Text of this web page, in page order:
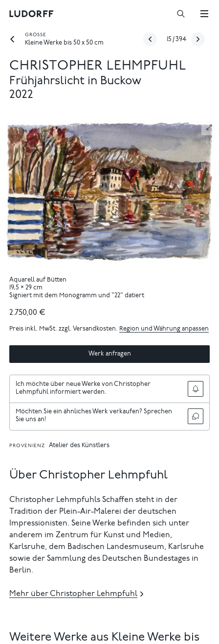
GRÖSSE
Kleine Werke bis 50 x 50 cm
15 /394
CHRISTOPHER LEHMPFUHL
Frühjahrslicht in Buckow
2022
Aquarell auf Bütten
19,5 × 29 cm
Signiert mit dem Monogramm und "22" datiert
2.750,00 €
Preis inkl. MwSt. zzgl. Versandkosten. Region und Währung anpassen
Werk anfragen
Ich möchte über neue Werke von Christopher
Lehmpfuhl informiert werden.
Möchten Sie ein ähnliches Werk verkaufen? Sprechen
Sie uns an!
PROVENIENZ Atelier des Künstlers
Über Christopher Lehmpfuhl
Christopher Lehmpfuhls Schaffen steht in der
Tradition der Plein-Air-Malerei der deutschen
Impressionisten. Seine Werke befinden sich unter
anderem im Zentrum für Kunst und Medien,
Karlsruhe, dem Badischen Landesmuseum, Karlsruhe
sowie der Sammlung des Deutschen Bundestages in
Berlin.
Mehr über Christopher Lehmpfuhl
Weitere Werke aus Kleine Werke bis